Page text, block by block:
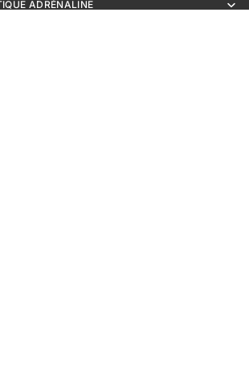
ADRÉNALINE